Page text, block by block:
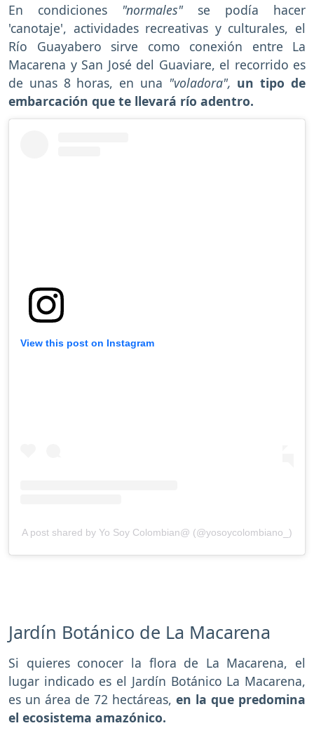
En condiciones "normales" se podía hacer
'canotaje', actividades recreativas y culturales, el
Río Guayabero sirve como conexión entre La
Macarena y San José del Guaviare, el recorrido es
de unas 8 horas, en una "voladora", un tipo de
embarcación que te llevará río adentro.
View this post on Instagram
A post shared by Yo Soy Colombian@ (@yosoycolombiano_)
Jardín Botánico de La Macarena
Si quieres conocer la flora de La Macarena, el
lugar indicado es el Jardín Botánico La Macarena,
es un área de 72 hectáreas, en la que predomina
el ecosistema amazónico.